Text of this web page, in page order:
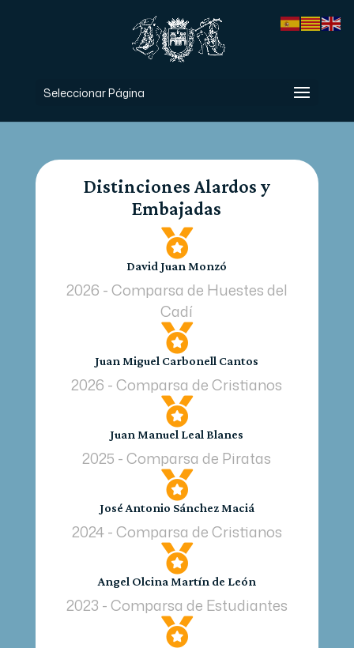
Seleccionar Página
Distinciones Alardos y
Embajadas

David Juan Monzó
2026 - Comparsa de Huestes del
Cadí

Juan Miguel Carbonell Cantos
2026 - Comparsa de Cristianos

Juan Manuel Leal Blanes
2025 - Comparsa de Piratas

José Antonio Sánchez Maciá
2024 - Comparsa de Cristianos

Angel Olcina Martín de León
2023 - Comparsa de Estudiantes
